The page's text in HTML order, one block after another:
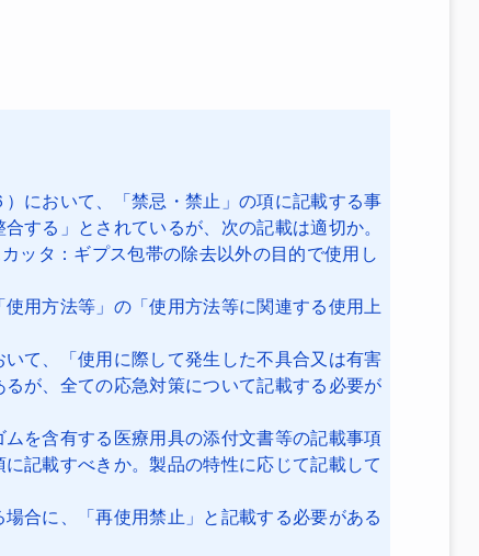
において、「禁忌・禁止」の項に記載する事
する」とされているが、次の記載は適切か。
ッタ：ギプス包帯の除去以外の目的で使用し
用方法等」の「使用方法等に関連する使用上
て、「使用に際して発生した不具合又は有害
が、全ての応急対策について記載する必要が
を含有する医療用具の添付文書等の記載事項
記載すべきか。製品の特性に応じて記載して
合に、「再使用禁止」と記載する必要がある